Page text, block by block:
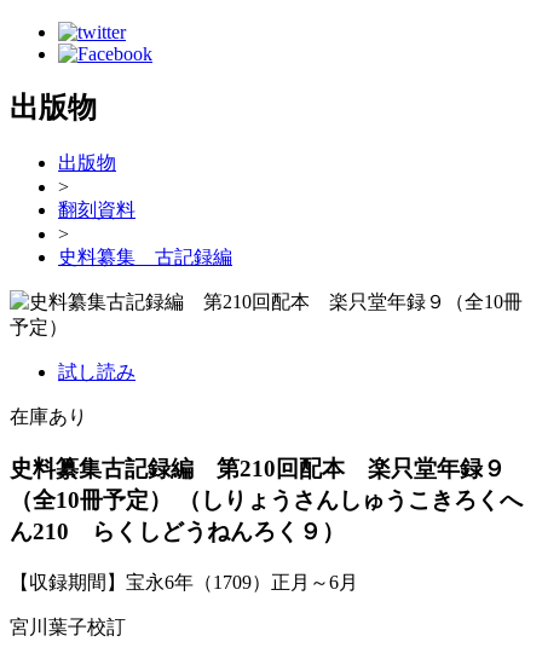
出版物
出版物
>
翻刻資料
>
史料纂集 古記録編
試し読み
在庫あり
史料纂集古記録編 第210回配本 楽只堂年録９
（全10冊予定）
（しりょうさんしゅうこきろくへ
ん210 らくしどうねんろく９）
【収録期間】宝永6年（1709）正月～6月
宮川葉子校訂